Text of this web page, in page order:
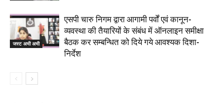
जस्ट अभी अभी
एसपी चारु निगम द्वारा आगामी पर्वों एवं कानून-
व्यवस्था की तैयारियों के संबंध में ऑनलाइन समीक्षा
बैठक कर सम्बन्धित को दिये गये आवश्यक दिशा-
निर्देश